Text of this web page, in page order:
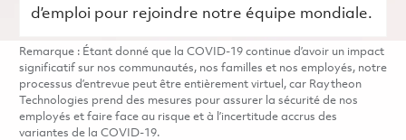
d’emploi pour rejoindre notre équipe mondiale.
Remarque : Étant donné que la COVID-19 continue d’avoir un impact
significatif sur nos communautés, nos familles et nos employés, notre
processus d’entrevue peut être entièrement virtuel, car Raytheon
Technologies prend des mesures pour assurer la sécurité de nos
employés et faire face au risque et à l’incertitude accrus des
variantes de la COVID-19.